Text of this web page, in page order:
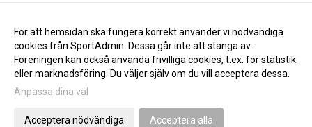
Dags att boka in! 2014-04-15 10:59
Ny träff på tisdag! 2014-04-09 10:59
Gå till Webbversion
För att hemsidan ska fungera korrekt använder vi nödvändiga
cookies från SportAdmin. Dessa går inte att stänga av.
Föreningen kan också använda frivilliga cookies, t.ex. för statistik
eller marknadsföring. Du väljer själv om du vill acceptera dessa.
Anpassa dina val
Acceptera nödvändiga Acceptera alla